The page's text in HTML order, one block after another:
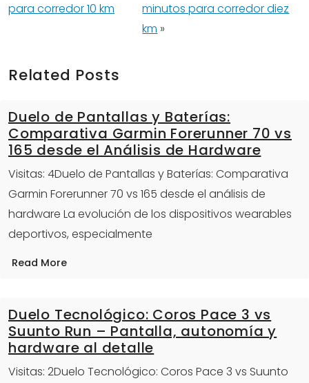
para corredor 10 km
minutos para corredor diez
km »
Related Posts
Duelo de Pantallas y Baterías:
Comparativa Garmin Forerunner 70 vs
165 desde el Análisis de Hardware
Visitas: 4Duelo de Pantallas y Baterías: Comparativa
Garmin Forerunner 70 vs 165 desde el análisis de
hardware La evolución de los dispositivos wearables
deportivos, especialmente
Read More
Duelo Tecnológico: Coros Pace 3 vs
Suunto Run – Pantalla, autonomía y
hardware al detalle
Visitas: 2Duelo Tecnológico: Coros Pace 3 vs Suunto